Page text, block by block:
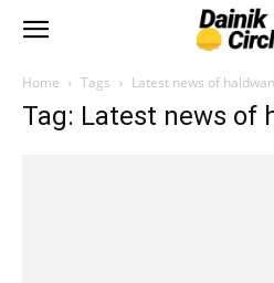
Home Tags Latest news of
Tag: Latest news of